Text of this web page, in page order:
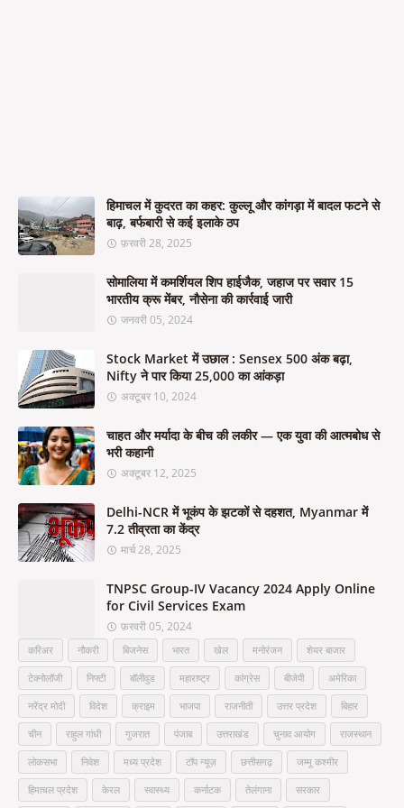
हिमाचल में कुदरत का कहर: कुल्लू और कांगड़ा में बादल फटने से
बाढ़, बर्फबारी से कई इलाके ठप
फ़रवरी 28, 2025
सोमालिया में कमर्शियल शिप हाईजैक, जहाज पर सवार 15
भारतीय क्रू मेंबर, नौसेना की कार्रवाई जारी
जनवरी 05, 2024
Stock Market में उछाल : Sensex 500 अंक बढ़ा,
Nifty ने पार किया 25,000 का आंकड़ा
अक्टूबर 10, 2024
चाहत और मर्यादा के बीच की लकीर — एक युवा की आत्मबोध से
भरी कहानी
अक्टूबर 12, 2025
Delhi-NCR में भूकंप के झटकों से दहशत, Myanmar में
7.2 तीव्रता का केंद्र
मार्च 28, 2025
TNPSC Group-IV Vacancy 2024 Apply Online
for Civil Services Exam
फ़रवरी 05, 2024
करिअर नौकरी बिजनेस भारत खेल मनोरंजन शेयर बाजार
टेक्नोलॉजी निफ्टी बॉलीवुड महाराष्ट्र कांग्रेस बीजेपी अमेरिका
नरेंद्र मोदी विदेश क्राइम भाजपा राजनीती उत्तर प्रदेश बिहार
चीन राहुल गांधी गुजरात पंजाब उत्तराखंड चुनाव आयोग राजस्थान
लोकसभा निवेश मध्य प्रदेश टॉप न्यूज़ छत्तीसगढ़ जम्मू कश्मीर
हिमाचल प्रदेश केरल स्वास्थ्य कर्नाटक तेलंगाना सरकार